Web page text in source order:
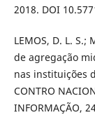
2018. DOI
LEMOS, D. L. S.;
de agregação
nas instituições
CONTRO
INFORMAÇÃO,